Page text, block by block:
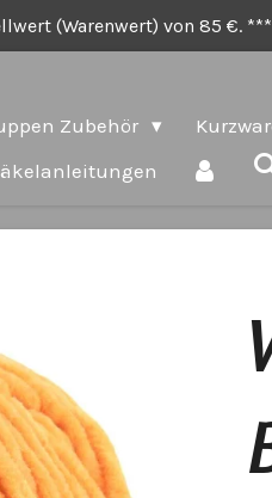
(Warenwert) von 85 €. ***
Zubehör